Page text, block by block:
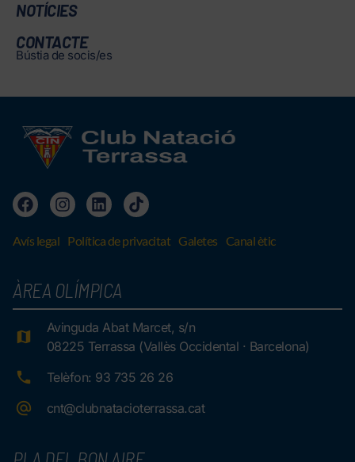
NOTÍCIES
CONTACTE
Bústia de socis/es
Avís legal Política de privacitat Galetes Canal ètic
ÀREA OLÍMPICA
Avinguda Abat Marcet, s/n
08225 Terrassa (Vallès Occidental · Barcelona)
Telèfon: 93 735 26 26
cnt@clubnatacioterrassa.cat